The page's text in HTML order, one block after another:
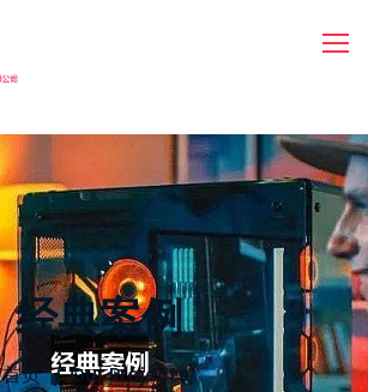
经典案例
首页 Our Projects/